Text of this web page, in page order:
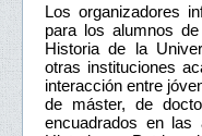
Los organizadores
para los alumnos
Historia de la
otras instituciones
interacción entre
de máster, de
encuadrados en las